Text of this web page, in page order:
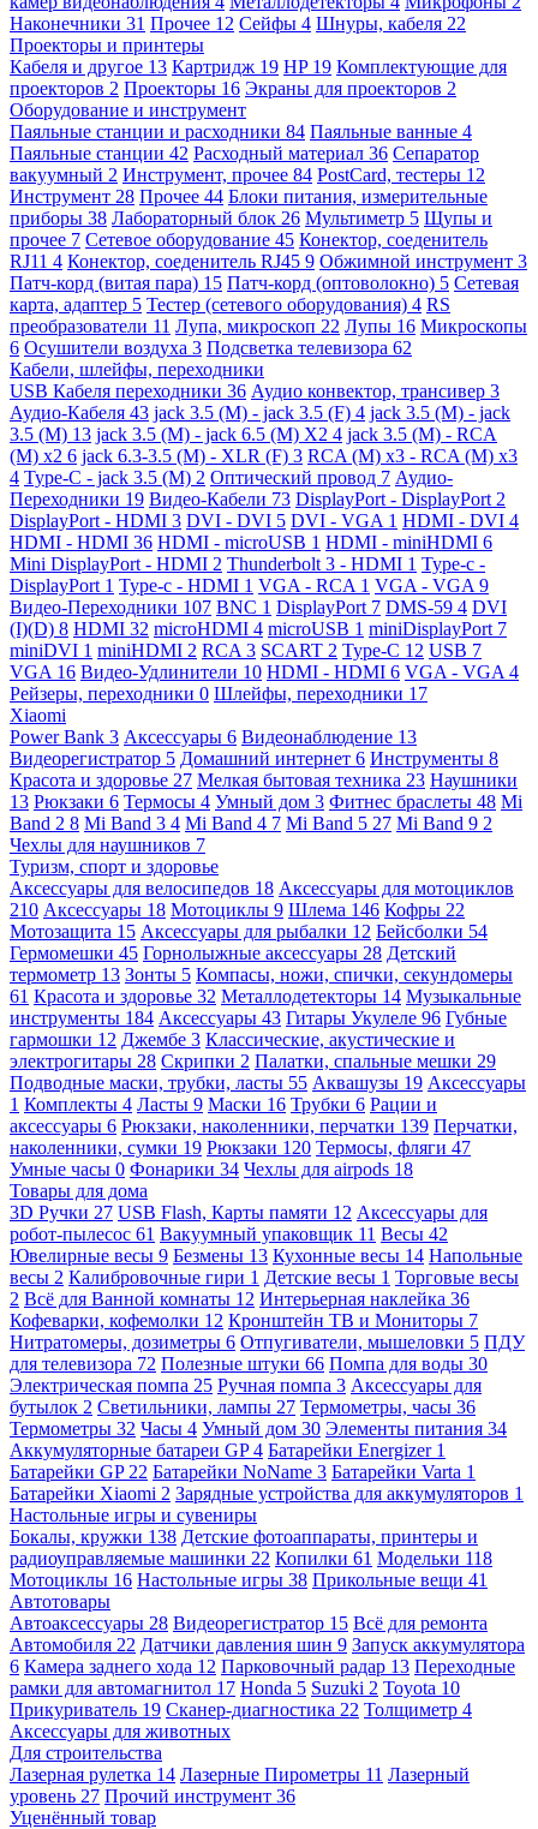
Наконечники 31 Прочее 12 Сейфы 4 Шнуры, кабеля 22
Проекторы и принтеры
Кабеля и другое 13 Картридж 19 HP 19 Комплектующие для
проекторов 2 Проекторы 16 Экраны для проекторов 2
Оборудование и инструмент
Паяльные станции и расходники 84 Паяльные ванные 4
Паяльные станции 42 Расходный материал 36 Сепаратор
вакуумный 2 Инструмент, прочее 84 PostCard, тестеры 12
Инструмент 28 Прочее 44 Блоки питания, измерительные
приборы 38 Лабораторный блок 26 Мультиметр 5 Щупы и
прочее 7 Сетевое оборудование 45 Конектор, соеденитель
RJ11 4 Конектор, соеденитель RJ45 9 Обжимной инструмент 3
Патч-корд (витая пара) 15 Патч-корд (оптоволокно) 5 Сетевая
карта, адаптер 5 Тестер (сетевого оборудования) 4 RS
преобразователи 11 Лупа, микроскоп 22 Лупы 16 Микроскопы
6 Осушители воздуха 3 Подсветка телевизора 62
Кабели, шлейфы, переходники
USB Кабеля переходники 36 Аудио конвектор, трансивер 3
Аудио-Кабеля 43 jack 3.5 (M) - jack 3.5 (F) 4 jack 3.5 (M) - jack
3.5 (M) 13 jack 3.5 (M) - jack 6.5 (M) X2 4 jack 3.5 (M) - RCA
(M) x2 6 jack 6.3-3.5 (M) - XLR (F) 3 RCA (M) x3 - RCA (M) x3
4 Type-C - jack 3.5 (M) 2 Оптический провод 7 Аудио-
Переходники 19 Видео-Кабели 73 DisplayPort - DisplayPort 2
DisplayPort - HDMI 3 DVI - DVI 5 DVI - VGA 1 HDMI - DVI 4
HDMI - HDMI 36 HDMI - microUSB 1 HDMI - miniHDMI 6
Mini DisplayPort - HDMI 2 Thunderbolt 3 - HDMI 1 Type-c -
DisplayPort 1 Type-c - HDMI 1 VGA - RCA 1 VGA - VGA 9
Видео-Переходники 107 BNC 1 DisplayPort 7 DMS-59 4 DVI
(I)(D) 8 HDMI 32 microHDMI 4 microUSB 1 miniDisplayPort 7
miniDVI 1 miniHDMI 2 RCA 3 SCART 2 Type-C 12 USB 7
VGA 16 Видео-Удлинители 10 HDMI - HDMI 6 VGA - VGA 4
Рейзеры, переходники 0 Шлейфы, переходники 17
Xiaomi
Power Bank 3 Аксессуары 6 Видеонаблюдение 13
Видеорегистратор 5 Домашний интернет 6 Инструменты 8
Красота и здоровье 27 Мелкая бытовая техника 23 Наушники
13 Рюкзаки 6 Термосы 4 Умный дом 3 Фитнес браслеты 48 Mi
Band 2 8 Mi Band 3 4 Mi Band 4 7 Mi Band 5 27 Mi Band 9 2
Чехлы для наушников 7
Туризм, спорт и здоровье
Аксессуары для велосипедов 18 Аксессуары для мотоциклов
210 Аксессуары 18 Мотоциклы 9 Шлема 146 Кофры 22
Мотозащита 15 Аксессуары для рыбалки 12 Бейсболки 54
Гермомешки 45 Горнолыжные аксессуары 28 Детский
термометр 13 Зонты 5 Компасы, ножи, спички, секундомеры
61 Красота и здоровье 32 Металлодетекторы 14 Музыкальные
инструменты 184 Аксессуары 43 Гитары Укулеле 96 Губные
гармошки 12 Джембе 3 Классические, акустические и
электрогитары 28 Скрипки 2 Палатки, спальные мешки 29
Подводные маски, трубки, ласты 55 Аквашузы 19 Аксессуары
1 Комплекты 4 Ласты 9 Маски 16 Трубки 6 Рации и
аксессуары 6 Рюкзаки, наколенники, перчатки 139 Перчатки,
наколенники, сумки 19 Рюкзаки 120 Термосы, фляги 47
Умные часы 0 Фонарики 34 Чехлы для airpods 18
Товары для дома
3D Ручки 27 USB Flash, Карты памяти 12 Аксессуары для
робот-пылесос 61 Вакуумный упаковщик 11 Весы 42
Ювелирные весы 9 Безмены 13 Кухонные весы 14 Напольные
весы 2 Калибровочные гири 1 Детские весы 1 Торговые весы
2 Всё для Ванной комнаты 12 Интерьерная наклейка 36
Кофеварки, кофемолки 12 Кронштейн ТВ и Мониторы 7
Нитратомеры, дозиметры 6 Отпугиватели, мышеловки 5 ПДУ
для телевизора 72 Полезные штуки 66 Помпа для воды 30
Электрическая помпа 25 Ручная помпа 3 Аксессуары для
бутылок 2 Светильники, лампы 27 Термометры, часы 36
Термометры 32 Часы 4 Умный дом 30 Элементы питания 34
Аккумуляторные батареи GP4 Батарейки Energizer 1
Батарейки GP 22 Батарейки NoName 3 Батарейки Varta 1
Батарейки Xiaomi 2 Зарядные устройства для аккумуляторов 1
Настольные игры и сувениры
Бокалы, кружки 138 Детские фотоаппараты, принтеры и
радиоуправляемые машинки 22 Копилки 61 Модельки 118
Мотоциклы 16 Настольные игры 38 Прикольные вещи 41
Автотовары
Автоаксессуары 28 Видеорегистратор 15 Всё для ремонта
Автомобиля 22 Датчики давления шин 9 Запуск аккумулятора
6 Камера заднего хода 12 Парковочный радар 13 Переходные
рамки для автомагнитол 17 Honda 5 Suzuki 2 Toyota 10
Прикуриватель 19 Сканер-диагностика 22 Толщиметр 4
Аксессуары для животных
Для строительства
Лазерная рулетка 14 Лазерные Пирометры 11 Лазерный
уровень 27 Прочий инструмент 36
Уценённый товар